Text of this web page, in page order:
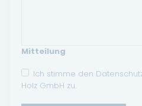
Mitteilung
Ich stimme den
Holz GmbH zu.